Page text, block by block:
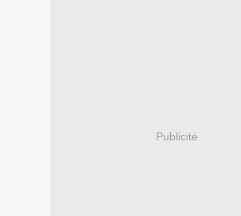
Publicité